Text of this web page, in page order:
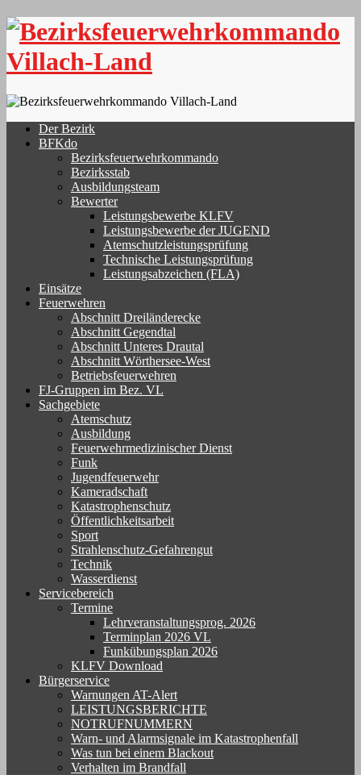
Skip
content
Der Bezirk
BFKdo
Bezirksfeuerwehrkommando
Bezirksstab
Ausbildungsteam
Bewerter
Leistungsbewerbe KLFV
Leistungsbewerbe der JUGEND
Atemschutzleistungsprüfung
Technische Leistungsprüfung
Leistungsabzeichen (FLA)
Einsätze
Feuerwehren
Abschnitt Dreiländerecke
Abschnitt Gegendtal
Abschnitt Unteres Drautal
Abschnitt Wörthersee-West
Betriebsfeuerwehren
FJ-Gruppen im Bez. VL
Sachgebiete
Atemschutz
Ausbildung
Feuerwehrmedizinischer Dienst
Funk
Jugendfeuerwehr
Kameradschaft
Katastrophenschutz
Öffentlichkeitsarbeit
Sport
Strahlenschutz-Gefahrengut
Technik
Wasserdienst
Servicebereich
Termine
Lehrveranstaltungsprog. 2026
Terminplan 2026 VL
Funkübungsplan 2026
KLFV Download
Bürgerservice
Warnungen AT-Alert
LEISTUNGSBERICHTE
NOTRUFNUMMERN
Warn- und Alarmsignale im Katastrophenfall
Was tun bei einem Blackout
Verhalten im Brandfall